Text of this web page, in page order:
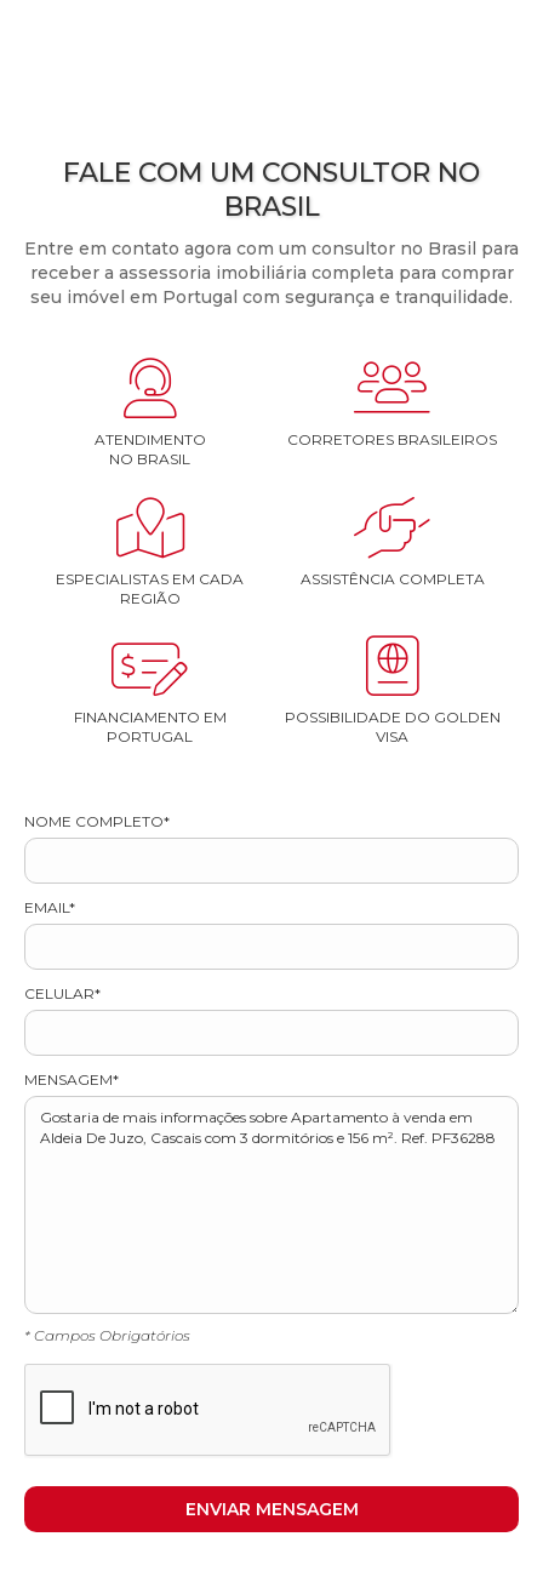
FALE COM UM CONSULTOR NO
BRASIL
Entre em contato agora com um consultor no Brasil para
receber a assessoria imobiliária completa para comprar
seu imóvel em Portugal com segurança e tranquilidade.

ATENDIMENTO
NO BRASIL

CORRETORES BRASILEIROS

ESPECIALISTAS EM CADA
REGIÃO

ASSISTÊNCIA COMPLETA

FINANCIAMENTO EM
PORTUGAL

POSSIBILIDADE DO GOLDEN
VISA
NOME COMPLETO*
EMAIL*
CELULAR*
MENSAGEM*
* Campos Obrigatórios